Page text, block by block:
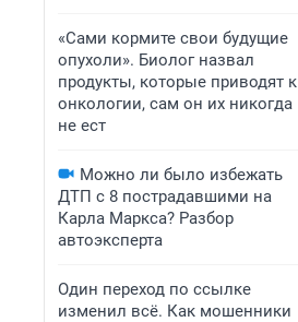
«Сами кормите свои будущие
опухоли». Биолог назвал
продукты, которые приводят к
онкологии, сам он их никогда
не ест
Можно ли было избежать
ДТП с 8 пострадавшими на
Карла Маркса? Разбор
автоэксперта
Один переход по ссылке
изменил всё. Как мошенники